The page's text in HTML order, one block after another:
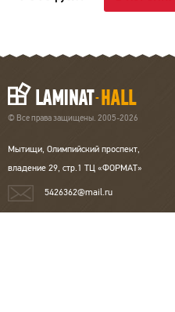
© Все права защищены. 2005-2026
Мытищи, Олимпийский проспект,
владение 29, стр.1 ТЦ «ФОРМАТ»
5426362@mail.ru